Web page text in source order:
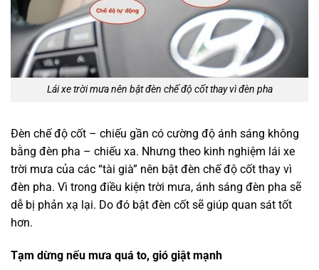
Lái xe trời mưa nên bật đèn chế độ cốt thay vì đèn pha
Đèn chế độ cốt – chiếu gần có cường độ ánh sáng không
bằng đèn pha – chiếu xa. Nhưng theo kinh nghiệm lái xe
trời mưa của các “tài già” nên bật đèn chế độ cốt thay vì
đèn pha. Vì trong điều kiện trời mưa, ánh sáng đèn pha sẽ
dễ bị phản xạ lại. Do đó bật đèn cốt sẽ giúp quan sát tốt
hơn.
Tạm dừng nếu mưa quá to, gió giật mạnh